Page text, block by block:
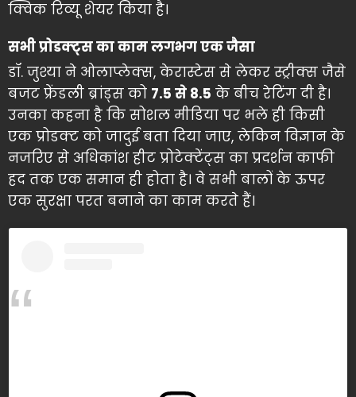
क्विक रिव्यू शेयर किया है।
सभी प्रोडक्ट्स का काम लगभग एक जैसा
डॉ. जुश्या ने ओलाप्लेक्स, केरास्टेस से लेकर स्ट्रीक्स जैसे
बजट फ्रेंडली ब्रांड्स को 7.5 से 8.5 के बीच रेटिंग दी है।
उनका कहना है कि सोशल मीडिया पर भले ही किसी
एक प्रोडक्ट को जादुई बता दिया जाए, लेकिन विज्ञान के
नजरिए से अधिकांश हीट प्रोटेक्टेंट्स का प्रदर्शन काफी
हद तक एक समान ही होता है। वे सभी बालों के ऊपर
एक सुरक्षा परत बनाने का काम करते हैं।